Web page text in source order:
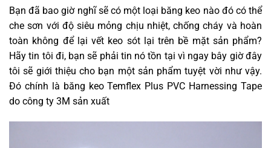
Bạn đã bao giờ nghĩ sẽ có một loại băng keo nào đó có thể
che sơn với độ siêu mỏng chịu nhiệt, chống cháy và hoàn
toàn không để lại vết keo sót lại trên bề mặt sản phẩm?
Hãy tin tôi đi, bạn sẽ phải tin nó tồn tại vì ngay bây giờ đây
tôi sẽ giới thiệu cho bạn một sản phẩm tuyệt vời như vậy.
Đó chính là băng keo Temflex Plus PVC Harnessing Tape
do công ty 3M sản xuất